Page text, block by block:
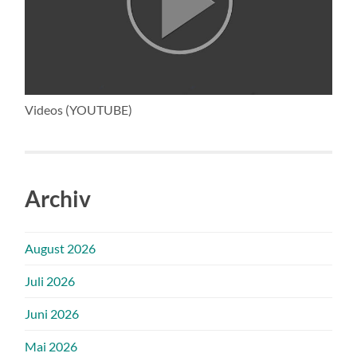
Videos (YOUTUBE)
Archiv
August 2026
Juli 2026
Juni 2026
Mai 2026